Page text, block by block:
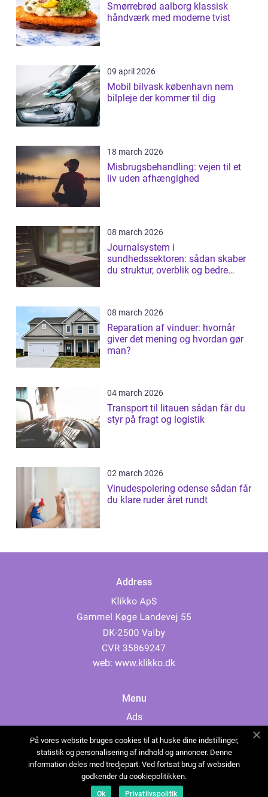
Smørrebrød aalborg klassisk
håndværk med moderne tvist
09 april 2026
Mobil bilvask københavn nem
bilpleje der kommer til dig
18 march 2026
Misbrugsbehandling: vejen til et
liv uden afhængighed
08 march 2026
Journalsystem i
sundhedssektoren: sådan skaber
du struktur, overblik og bedre
08 march 2026
Reparation af vinduer: hvornår
giver det mening og hvordan gør
man?
04 march 2026
Transport til litauen sådan får du
styr på fragt og logistik
02 march 2026
Vinudespolering odense sådan får
du klare ruder året rundt
Address
web: www.klikko.dk
Menu
Ads
Cookies
Contact
Sitemap
På vores website bruges cookies til at huske dine indstillinger,
statistik og personalisering af indhold og annoncer. Denne
information deles med tredjepart. Ved fortsat brug af websiden
godkender du cookiepolitikken.
Ok Privatlivspolitik